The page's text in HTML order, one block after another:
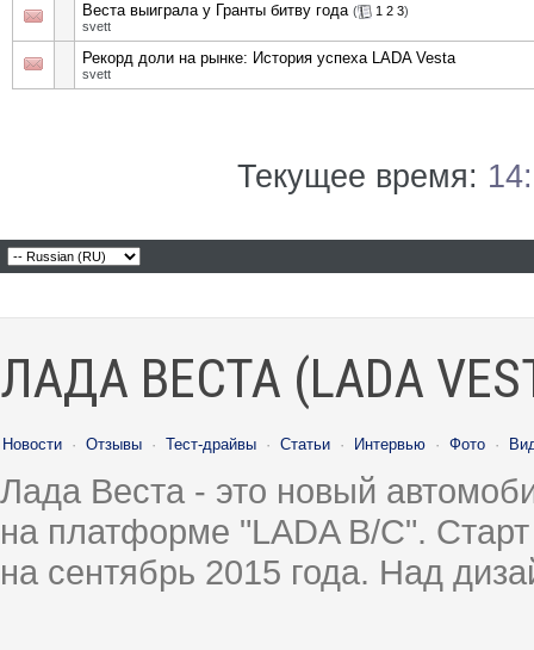
Веста выиграла у Гранты битву года ( 1 2 3)
svett
Рекорд доли на рынке: История успеха LADA Vesta
svett
Текущее время:
ЛАДА ВЕСТА (LADA
Новости · Отзывы · Тест-драйвы · Статьи · Интервью · Фото ·
Лада Веста - это новый
на платформе "LADA B/C".
на сентябрь 2015 года. Над